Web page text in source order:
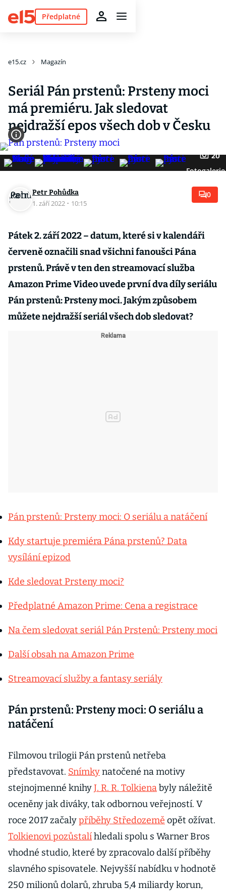
Předplatné
e15.cz Magazín
Seriál Pán prstenů: Prsteny moci
má premiéru. Jak sledovat
nejdražší epos všech dob v Česku
20
Fotogalerie
Petr Pohůdka
1. září 2022 · 10:15
0
Pátek 2. září 2022 – datum, které si v kalendáři
červeně označili snad všichni fanoušci Pána
prstenů. Právě v ten den streamovací služba
Amazon Prime Video uvede první dva díly seriálu
Pán prstenů: Prsteny moci. Jakým způsobem
můžete nejdražší seriál všech dob sledovat?
Pán prstenů: Prsteny moci: O seriálu a natáčení
Kdy startuje premiéra Pána prstenů? Data
vysílání epizod
Kde sledovat Prsteny moci?
Předplatné Amazon Prime: Cena a registrace
Na čem sledovat seriál Pán Prstenů: Prsteny moci
Další obsah na Amazon Prime
Streamovací služby a fantasy seriály
Pán prstenů: Prsteny moci: O seriálu a
natáčení
Filmovou trilogii Pán prstenů netřeba
představovat. Snímkynatočené na motivy
stejnojmenné knihyJ. R. R. Tolkienabyly náležitě
oceněny jak diváky, tak odbornou veřejností. V
roce 2017 začalypříběhy Středozemě opět ožívat.
Tolkienovi pozůstalíhledali spolu s Warner Bros
vhodné studio, které by zpracovalo další příběhy
slavného spisovatele. Nejvyšší nabídku v hodnotě
250 milionů dolarů, zhruba 5,4 miliardy korun,